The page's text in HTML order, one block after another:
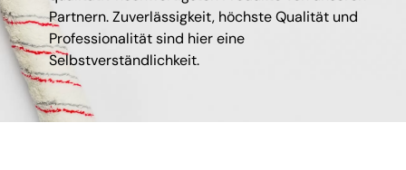
Partnern. Zuverlässigkeit, höchste Qualität und
Professionalität sind hier eine
Selbstverständlichkeit.